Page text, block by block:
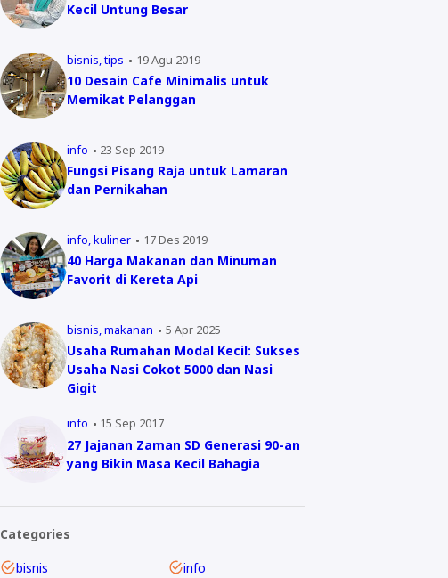
Kecil Untung Besar
bisnis tips 19 Agu 2019
10 Desain Cafe Minimalis untuk
Memikat Pelanggan
info 23 Sep 2019
Fungsi Pisang Raja untuk Lamaran
dan Pernikahan
info kuliner 17 Des 2019
40 Harga Makanan dan Minuman
Favorit di Kereta Api
bisnis makanan 5 Apr 2025
Usaha Rumahan Modal Kecil: Sukses
Usaha Nasi Cokot 5000 dan Nasi
Gigit
info 15 Sep 2017
27 Jajanan Zaman SD Generasi 90-an
yang Bikin Masa Kecil Bahagia
Categories
bisnis
info